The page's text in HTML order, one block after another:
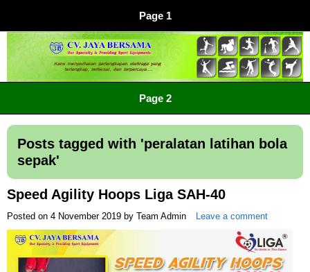
Page 1
CV JAYA BERSAMA Co Id
Menyediakan Semua Perlengkapan Olahraga Yang
Page 2
Posts tagged with 'peralatan latihan bola
sepak'
Speed Agility Hoops Liga SAH-40
Posted on 4 November 2019 by Team Admin Leave a comment